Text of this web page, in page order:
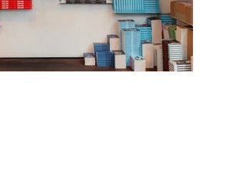
裝。
來取代無止境滑手機的媒體！！也就是我
Le @Life Academy The Podcast#fyp